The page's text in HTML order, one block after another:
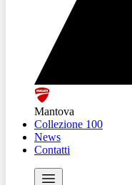
Mantova
Collezione 100
News
Contatti